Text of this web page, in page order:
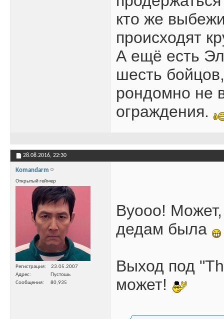
кто же
происходят
А ещё есть
шесть
рондомно не
ограждения.
28.08.2016, 22:30
Komandarm
Открытый геймер
Регистрация
23.05.2007
Адрес
Пустошь
Сообщения
80,935
Вуооо! Может,
дедам была
Выход под
может!